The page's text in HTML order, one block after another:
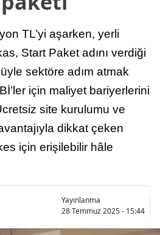
TL’yi aşarken, yerli
Start Paket adını verdiği
sektöre adım atmak
için maliyet bariyerlerini
site kurulumu ve
dikkat çeken
için erişilebilir hâle
Yayınlanma
28 Temmuz 2025 - 15:44